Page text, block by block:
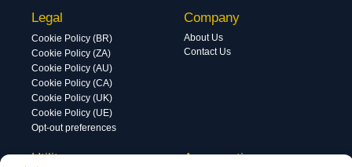
Legal
Cookie Policy (BR)
Cookie Policy (ZA)
Cookie Policy (AU)
Cookie Policy (CA)
Cookie Policy (UK)
Cookie Policy (UE)
Opt-out preferences
Company
About Us
Contact Us
Utility Area gestione